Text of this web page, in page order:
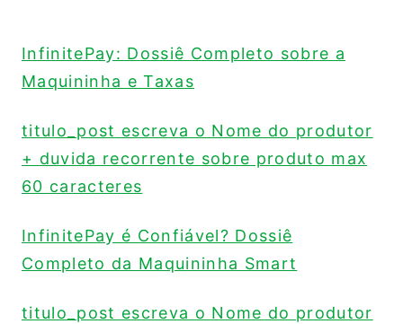
InfinitePay: Dossiê Completo sobre a
Maquininha e Taxas
titulo_post escreva o Nome do produtor
+ duvida recorrente sobre produto max
60 caracteres
InfinitePay é Confiável? Dossiê
Completo da Maquininha Smart
titulo_post escreva o Nome do produtor